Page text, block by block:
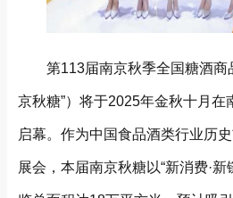
第113届南京秋季全国糖酒商
京秋糖”）将于2025年金秋十月在
启幕。作为中国食品酒类行业历
展会，本届南京秋糖以“新消费·新